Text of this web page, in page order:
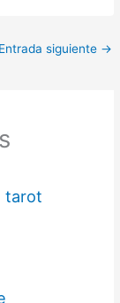
Entrada siguiente →
tarot